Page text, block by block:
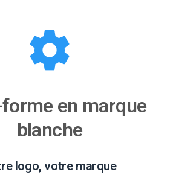
en marque
blanche
logo, votre marque